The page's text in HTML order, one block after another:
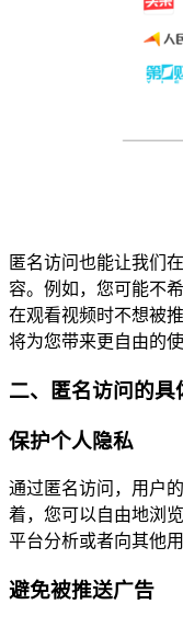
匿名访问也能让我们
容。例如，您可能不
在观看视频时不想被
将为您带来更自由的使
二、匿名访问的具
保护个人隐私
通过匿名访问，用户
着，您可以自由地浏
平台分析或者向其他
避免被推送广告